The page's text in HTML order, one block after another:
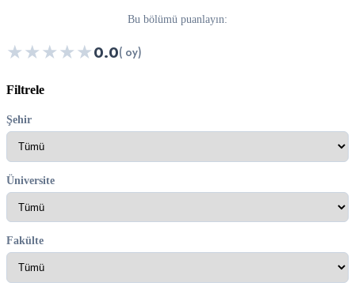
Bu bölümü puanlayın:
★★★★★0.0( oy)
Filtrele
Şehir
Üniversite
Fakülte